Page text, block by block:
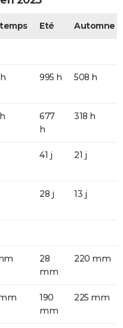
Eté Automne
995 h 508 h
677
h
318 h
41 j 21 j
28 j 13 j
28
mm
220 mm
190
mm
225 mm